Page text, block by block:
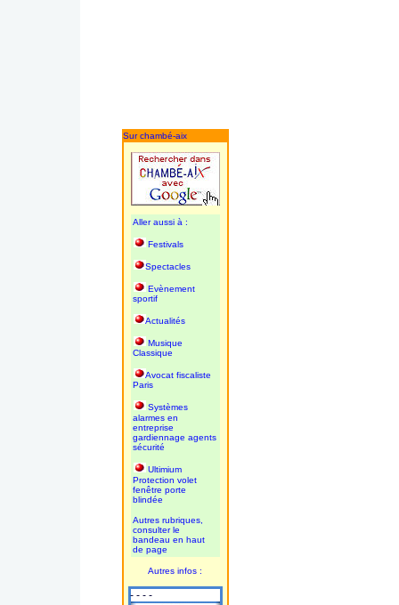
Sur chambé-aix
Aller aussi à :
Festivals
Spectacles
Evènement
sportif
Actualités
Musique
Classique
Avocat fiscaliste
Paris
Systèmes
alarmes en
entreprise
gardiennage agents
sécurité
Ultimium
Protection volet
fenêtre porte
blindée
Autres rubriques,
consulter le
bandeau en haut
de page
Autres infos :
- - - -